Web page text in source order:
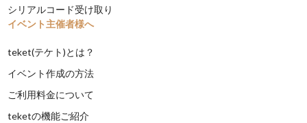
シリアルコード受け取り
イベント主催者様へ
teket(テケト)とは？
イベント作成の方法
ご利用料金について
teketの機能ご紹介